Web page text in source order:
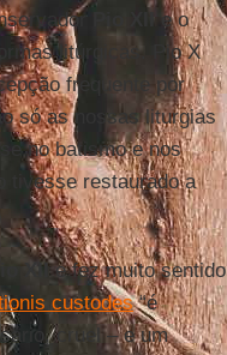
e o
litúrgicas. Pio X
frequente por
só as nossas liturgias
no batismo e nos
tivesse restaurado a
XIIe fez muito sentido
custodes “é
cruel – e um